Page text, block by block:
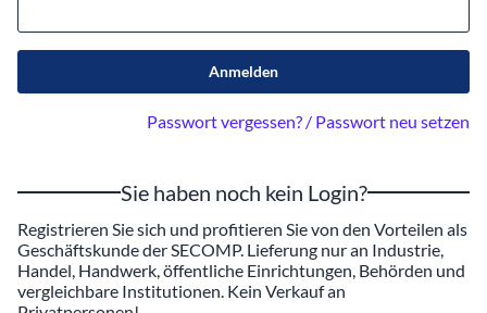
Anmelden
Passwort vergessen? / Passwort neu setzen
Sie haben noch kein Login?
Registrieren Sie sich und profitieren Sie von den Vorteilen als
Geschäftskunde der SECOMP. Lieferung nur an Industrie,
Handel, Handwerk, öffentliche Einrichtungen, Behörden und
vergleichbare Institutionen. Kein Verkauf an